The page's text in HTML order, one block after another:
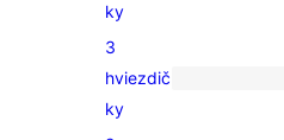
hviezdičkovým
hodnotením
recenzií
s
4-
hviezdičkovým
ky
0
recenzií
3
hviezdič
ky